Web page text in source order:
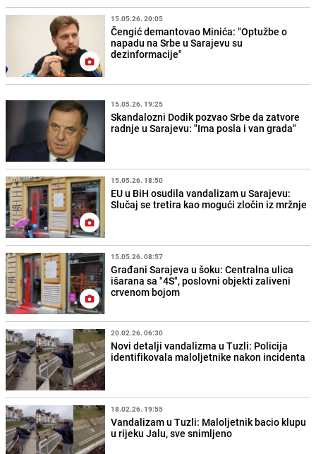
15.05.26. 20:05
Čengić demantovao Minića: "Optužbe o
napadu na Srbe u Sarajevu su
dezinformacije"
15.05.26. 19:25
Skandalozni Dodik pozvao Srbe da zatvore
radnje u Sarajevu: "Ima posla i van grada"
15.05.26. 18:50
EU u BiH osudila vandalizam u Sarajevu:
Slučaj se tretira kao mogući zločin iz mržnje
15.05.26. 08:57
Građani Sarajeva u šoku: Centralna ulica
išarana sa "4S", poslovni objekti zaliveni
crvenom bojom
20.02.26. 06:30
Novi detalji vandalizma u Tuzli: Policija
identifikovala maloljetnike nakon incidenta
18.02.26. 19:55
Vandalizam u Tuzli: Maloljetnik bacio klupu
u rijeku Jalu, sve snimljeno